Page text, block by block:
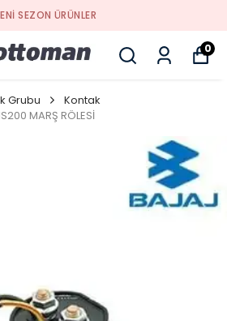
SEZON ÜRÜNLER
0
Grubu
Kontak
MARŞ RÖLESİ